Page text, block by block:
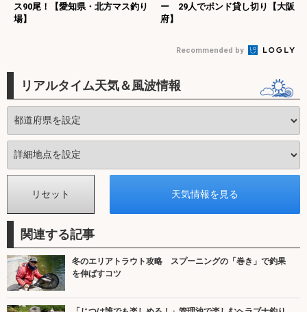
ス90尾！【愛知県・北方マス釣り
場】
ー 29人でポンド貸し切り【大阪
府】
Recommended by
リアルタイム天気＆風波情報
関連する記事
冬のエリアトラウト攻略 スプーニングの「巻き」で釣果
を伸ばすコツ